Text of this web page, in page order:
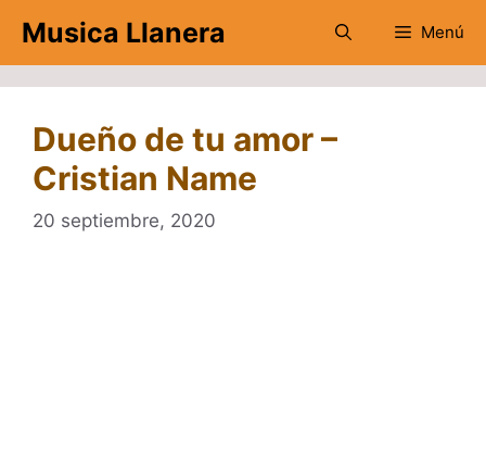
contenido
Musica Llanera Menú
Dueño de tu amor –
Cristian Name
20 septiembre, 2020